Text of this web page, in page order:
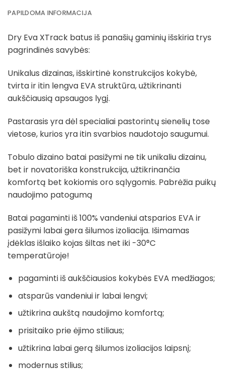
PAPILDOMA INFORMACIJA
Dry Eva XTrack batus iš panašių gaminių išskiria trys
pagrindinės savybės:
Unikalus dizainas, išskirtinė konstrukcijos kokybė,
tvirta ir itin lengva EVA struktūra, užtikrinanti
aukščiausią apsaugos lygį.
Pastarasis yra dėl specialiai pastorintų sienelių tose
vietose, kurios yra itin svarbios naudotojo saugumui.
Tobulo dizaino batai pasižymi ne tik unikaliu dizainu,
bet ir novatoriška konstrukcija, užtikrinančia
komfortą bet kokiomis oro sąlygomis. Pabrėžia puikų
naudojimo patogumą
Batai pagaminti iš 100% vandeniui atsparios EVA ir
pasižymi labai gera šilumos izoliacija. Išimamas
įdėklas išlaiko kojas šiltas net iki -30°C
temperatūroje!
pagaminti iš aukščiausios kokybės EVA medžiagos;
atsparūs vandeniui ir labai lengvi;
užtikrina aukštą naudojimo komfortą;
prisitaiko prie ėjimo stiliaus;
užtikrina labai gerą šilumos izoliacijos laipsnį;
modernus stilius;